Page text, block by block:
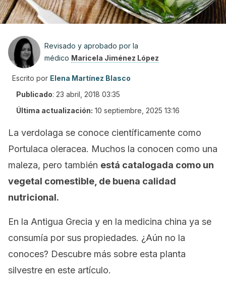
Revisado y aprobado por la
médico Maricela Jiménez López
Escrito por Elena Martínez Blasco
Publicado: 23 abril, 2018 03:35
Última actualización: 10 septiembre, 2025 13:16
La verdolaga se conoce científicamente como
Portulaca oleracea. Muchos la conocen como una
maleza, pero también está catalogada como un
vegetal comestible, de buena calidad
nutricional.
En la Antigua Grecia y en la medicina china ya se
consumía por sus propiedades. ¿Aún no la
conoces? Descubre más sobre esta planta
silvestre en este artículo.